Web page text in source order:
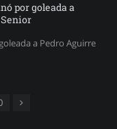
por goleada a
a Pedro Aguirre
Next